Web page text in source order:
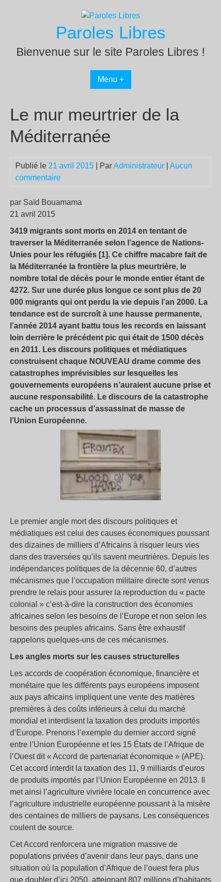
Paroles Libres
Bienvenue sur le site Paroles Libres !
Menu +
Le mur meurtrier de la
Méditerranée
Publié le 21 avril 2015 | ParAdministrateur
Aucun
commentaire
par Saïd Bouamama
21 avril 2015
3419 migrants sont morts en 2014 en tentant de
traverser la Méditerranée selon l’agence de Nations-
Unies pour les réfugiés [1]. Ce chiffre macabre fait de
la Méditerranée la frontière la plus meurtrière, le
nombre total de décès pour le monde entier étant de
4272. Sur une durée plus longue ce sont plus de 20
000 migrants qui ont perdu la vie depuis l’an 2000. La
tendance est de surcroît à une hausse permanente,
l’année 2014 ayant battu tous les records en laissant
loin derrière le précédent pic qui était de 1500 décès
en 2011. Les discours politiques et médiatiques
construisent chaque NOUVEAU drame comme des
catastrophes imprévisibles sur lesquelles les
gouvernements européens n’auraient aucune prise et
aucune responsabilité. Le discours de la catastrophe
cache un processus d’assassinat de masse de
l’Union Européenne.
Le premier angle mort des discours politiques et
médiatiques est celui des causes économiques poussant
des dizaines de milliers d’Africains à risquer leurs vies
dans des traversées qu’ils savent meurtrières. Depuis les
indépendances politiques de la décennie 60, d’autres
mécanismes que l’occupation militaire directe sont venus
prendre le relais pour assurer la reproduction du « pacte
colonial » c’est-à-dire la construction des économies
africaines selon les besoins de l’Europe et non selon les
besoins des peuples africains. Sans être exhaustif
rappelons quelques-uns de ces mécanismes.
Les angles morts sur les causes structurelles
Les accords de coopération économique, financière et
monétaire que les différents pays européens imposent
aux pays africains impliquent une vente des matières
premières à des coûts inférieurs à celui du marché
mondial et interdisent la taxation des produits importés
d’Europe. Prenons l’exemple du dernier accord signé
entre l’Union Européenne et les 15 États de l’Afrique de
l’Ouest dit « Accord de partenariat économique » (APE).
Cet accord interdit la taxation des 11, 9 milliards d’euros
de produits importés par l’Union Européenne en 2013. Il
met ainsi l’agriculture vivrière locale en concurrence avec
l’agriculture industrielle européenne poussant à la misère
des centaines de milliers de paysans. Les conséquences
coulent de source.
Cet Accord renforcera une migration massive de
populations privées d’avenir dans leur pays, dans une
situation où la population d’Afrique de l’ouest fera plus
que doubler d’ici 2050, atteignant 807 millions d’habitants